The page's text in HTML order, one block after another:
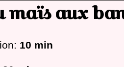
aux
10 min